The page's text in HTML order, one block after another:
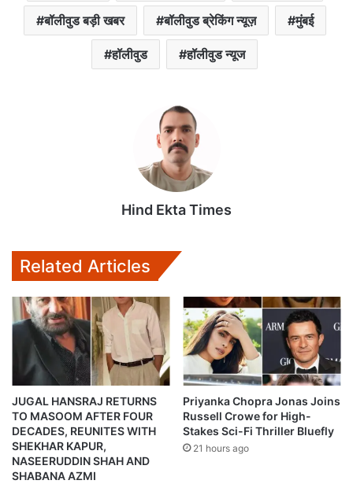
बॉलीवुड बड़ी खबर बॉलीवुड ब्रेकिंग न्यूज़ मुंबई
हॉलीवुड हॉलीवुड न्यूज
Hind Ekta Times
Related Articles
JUGAL HANSRAJ RETURNS
TO MASOOM AFTER FOUR
DECADES, REUNITES WITH
SHEKHAR KAPUR,
NASEERUDDIN SHAH AND
SHABANA AZMI
Priyanka Chopra Jonas Joins
Russell Crowe for High-
Stakes Sci-Fi Thriller Bluefly
21 hours ago